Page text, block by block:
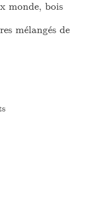
monde, bois
mélangés de